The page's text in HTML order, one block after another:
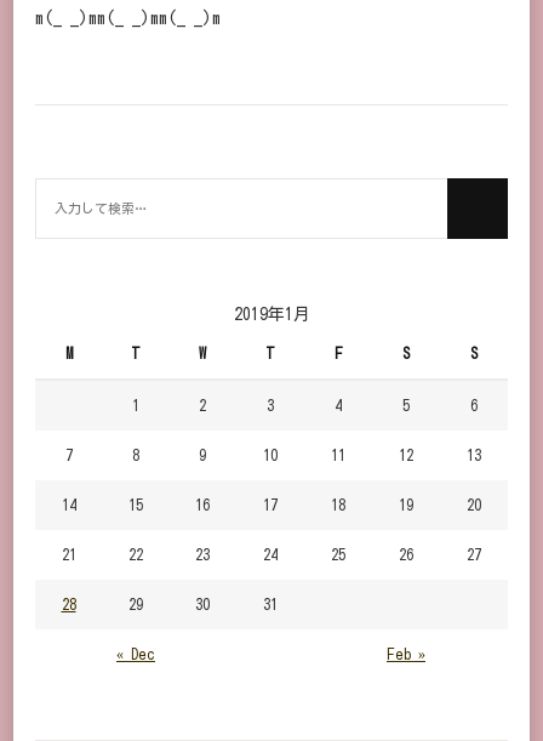
m(_ _)mm(_ _)mm(_ _)m
2019年1月
M T W T F S S
« Dec Feb »
1 2 3 4 5 6
7 8 9 10 11 12 13
14 15 16 17 18 19 20
21 22 23 24 25 26 27
28 29 30 31